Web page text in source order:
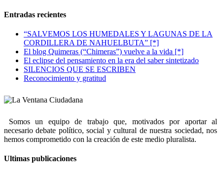
Entradas recientes
“SALVEMOS LOS HUMEDALES Y LAGUNAS DE LA
CORDILLERA DE NAHUELBUTA” [*]
El blog Quimeras (“Chimeras”) vuelve a la vida [*]
El eclipse del pensamiento en la era del saber sintetizado
SILENCIOS QUE SE ESCRIBEN
Reconocimiento y gratitud
Somos un equipo de trabajo que, motivados por aportar al
necesario debate político, social y cultural de nuestra sociedad, nos
hemos comprometido con la creación de este medio pluralista.
Ultimas publicaciones